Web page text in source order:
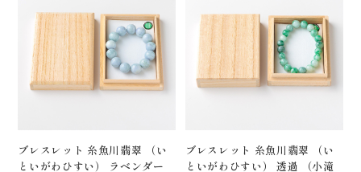
ブレスレット 糸魚川翡翠 （い
といがわひすい） ラベンダー
ブレスレット 糸魚川翡翠 （い
といがわひすい） 透過 （小滝